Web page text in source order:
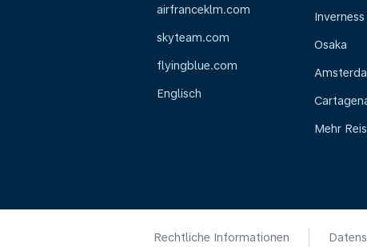
airfranceklm.com
skyteam.com
flyingblue.com
Englisch
Inverness
Osaka
Mehr
Rechtliche Informationen